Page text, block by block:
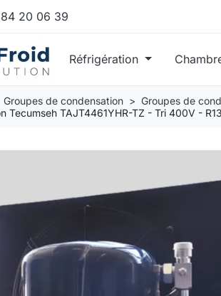
84 20 06 39
Réfrigération
Groupes de condensation
Groupes de
Tecumseh TAJT4461YHR-TZ - Tri 400V -